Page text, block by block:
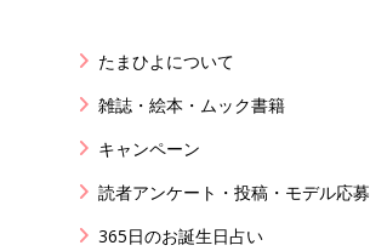
たまひよについて
雑誌・絵本・ムック書籍
キャンペーン
読者アンケート・投稿・モデル応募
365日のお誕生日占い